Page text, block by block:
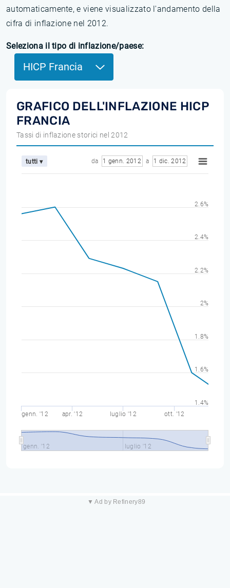
automaticamente, e viene visualizzato l'andamento della
cifra di inflazione nel 2012.
Seleziona il tipo di inflazione/paese:
HICP Francia
GRAFICO DELL'INFLAZIONE HICP
FRANCIA
Tassi di inflazione storici nel 2012
tutti ▾ da 1 genn. 2012 a 1 dic. 2012
genn. '12 apr. '12 luglio '12 ott. '12
genn. '12 luglio '12
1.4%
1.6%
1.8%
2%
2.2%
2.4%
2.6%
▼ Ad by Refinery89